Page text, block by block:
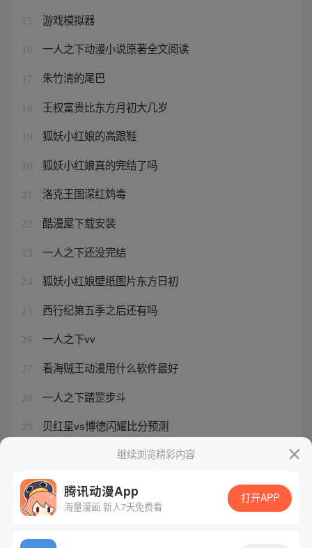
15 游戏模拟器
16 一人之下动漫小说原著全文阅读
17 朱竹清的尾巴
18 王权富贵比东方月初大几岁
19 狐妖小红娘的高跟鞋
20 狐妖小红娘真的完结了吗
21 洛克王国深红鸩毒
22 酷漫屋下载安装
23 一人之下还没完结
24 狐妖小红娘壁纸图片东方日初
25 西行纪第五季之后还有吗
26 一人之下vv
27 看海贼王动漫用什么软件最好
28 一人之下踏罡步斗
29 贝红星vs博德闪耀比分预测
西行纪年番第五季46集更新时间
继续浏览精彩内容
腾讯动漫App
海量漫画 新人7天免费看
打开APP